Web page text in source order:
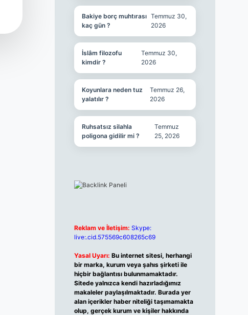
Bakiye borç muhtırası
kaç gün ?
Temmuz 30,
2026
İslâm filozofu
kimdir ?
Temmuz 30,
2026
Koyunlara neden tuz
yalatılır ?
Temmuz 26,
2026
Ruhsatsız silahla
poligona gidilir mi ?
Temmuz
25, 2026
Reklam ve İletişim: Skype:
live:.cid.575569c608265c69
Yasal Uyarı: Bu internet sitesi, herhangi
bir marka, kurum veya şahıs şirketi ile
hiçbir bağlantısı bulunmamaktadır.
Sitede yalnızca kendi hazırladığımız
makaleler paylaşılmaktadır. Burada yer
alan içerikler haber niteliği taşımamakta
olup, gerçek kurum ve kişiler hakkında